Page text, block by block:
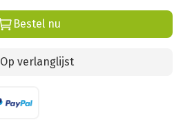
Bestel nu
Op verlanglijst